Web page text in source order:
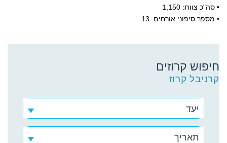
• סה"כ צוות: 1,150
• מספר סיפוני אורחים: 13
חיפוש קרוזים
קרניבל קרוז
יעד
תאריך